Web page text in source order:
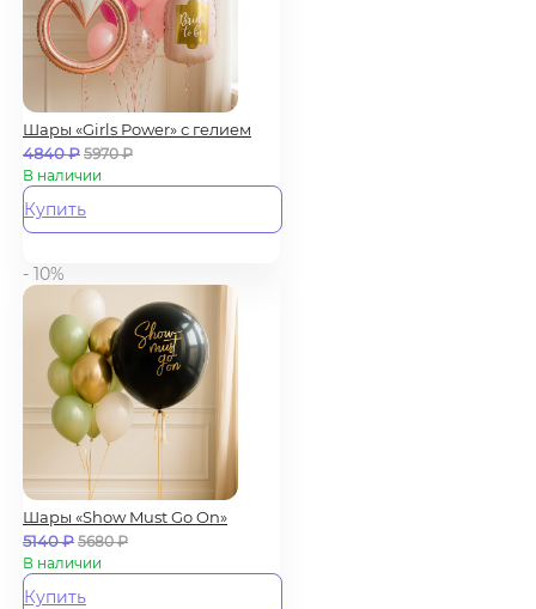
Шары «Girls Power» с гелием
4840₽ 5970₽
В наличии
Купить
- 10%
Шары «Show Must Go On»
5140₽ 5680₽
В наличии
Купить